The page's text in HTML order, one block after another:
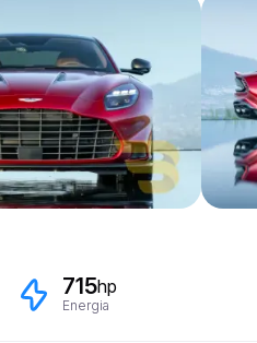
715hp
Energia